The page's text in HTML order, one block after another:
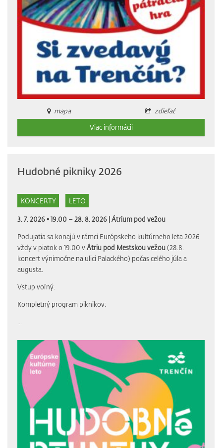
mapa
zdieľať
Viac informácii
Hudobné pikniky 2026
KONCERTY LETO
3. 7. 2026 • 19.00 – 28. 8. 2026 | Átrium pod vežou
Podujatia sa konajú v rámci Európskeho kultúrneho leta 2026
vždy v piatok o 19.00 vÁtriu pod Mestskou vežou(28.8.
koncert výnimočne na ulici Palackého) počas celého júla a
augusta.
Vstup voľný.
Kompletný program piknikov:
...